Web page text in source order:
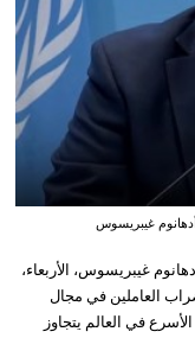
أدهانوم غيبريسوس
غيبريسوس، الأربعاء،
العاملين في مجال
في العالم يتجاوز